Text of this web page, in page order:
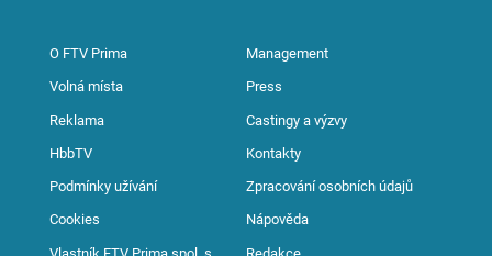
O FTV Prima Management
Volná místa Press
Reklama Castingy a výzvy
HbbTV Kontakty
Podmínky užívání Zpracování osobních údajů
Cookies Nápověda